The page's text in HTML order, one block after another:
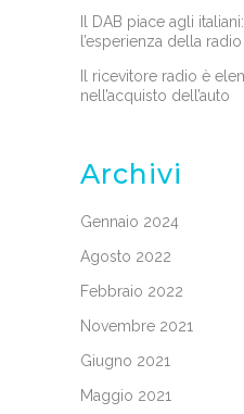
Il DAB piace agli
l’esperienza della
Il ricevitore radio è
nell’acquisto dell’auto
Archivi
Gennaio 2024
Agosto 2022
Febbraio 2022
Novembre 2021
Giugno 2021
Maggio 2021